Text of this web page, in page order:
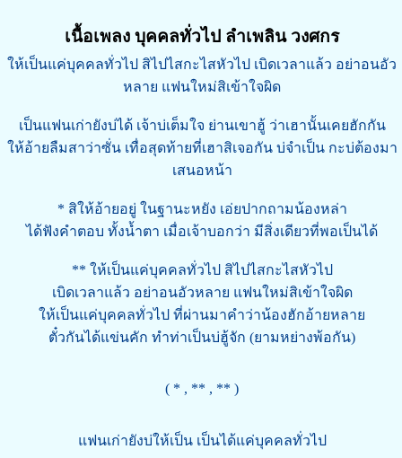
เนื้อเพลง บุคคลทั่วไป ลำเพลิน วงศกร
ให้เป็นแค่บุคคลทั่วไป สิไปไสกะไสหัวไป เบิดเวลาแล้ว อย่าอนอัว
หลาย แฟนใหม่สิเข้าใจผิด
เป็นแฟนเก่ายังบ่ได้ เจ้าบ่เต็มใจ ย่านเขาฮู้ ว่าเฮานั้นเคยฮักกัน
ให้อ้ายลืมสาว่าซั่น เทื่อสุดท้ายที่เฮาสิเจอกัน บ่จำเป็น กะบ่ต้องมา
เสนอหน้า
* สิให้อ้ายอยู่ ในฐานะหยัง เอ่ยปากถามน้องหล่า
ได้ฟังคำตอบ ทั้งน้ำตา เมื่อเจ้าบอกว่า มีสิ่งเดียวที่พอเป็นได้
** ให้เป็นแค่บุคคลทั่วไป สิไปไสกะไสหัวไป
เบิดเวลาแล้ว อย่าอนอัวหลาย แฟนใหม่สิเข้าใจผิด
ให้เป็นแค่บุคคลทั่วไป ที่ผ่านมาคำว่าน้องฮักอ้ายหลาย
ตั๋วกันได้แข่นคัก ทำท่าเป็นบ่ฮู้จัก (ยามหย่างพ้อกัน)
( * , ** , ** )
แฟนเก่ายังบ่ให้เป็น เป็นได้แค่บุคคลทั่วไป